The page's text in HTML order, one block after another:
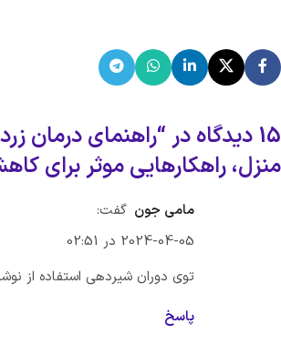
15 دیدگاه در “
راهنمای درمان
منزل، راهکارهایی موثر برای
مامی جون گفت:
2024-04-05 در 02:51
توی دوران شیردهی استفاده از
پاسخ